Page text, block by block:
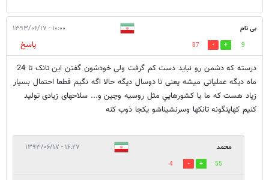
بی نام ۱۰:۰۰ - ۱۳۹۳/۰۶/۱۷
9
87
پاسخ
درسته که دشمن رو نباید دست کم گرفت ولی خودشون گفتن این تانک تا 24
ماه دیگه عملیاتی میشه یعنی تا دوسال دیگه حالا اگه نگیم قطعا احتمال بسیار
زیاد هست که ما یا کشورهایي مثل روسيه وچین و... سلاحهای زیادی تولید
کنیم کهاینگونه تانکها وسرنشيناشو يکجا ذوب کنه
محمد ۱۶:۲۷ - ۱۳۹۳/۰۶/۱۷
55
4